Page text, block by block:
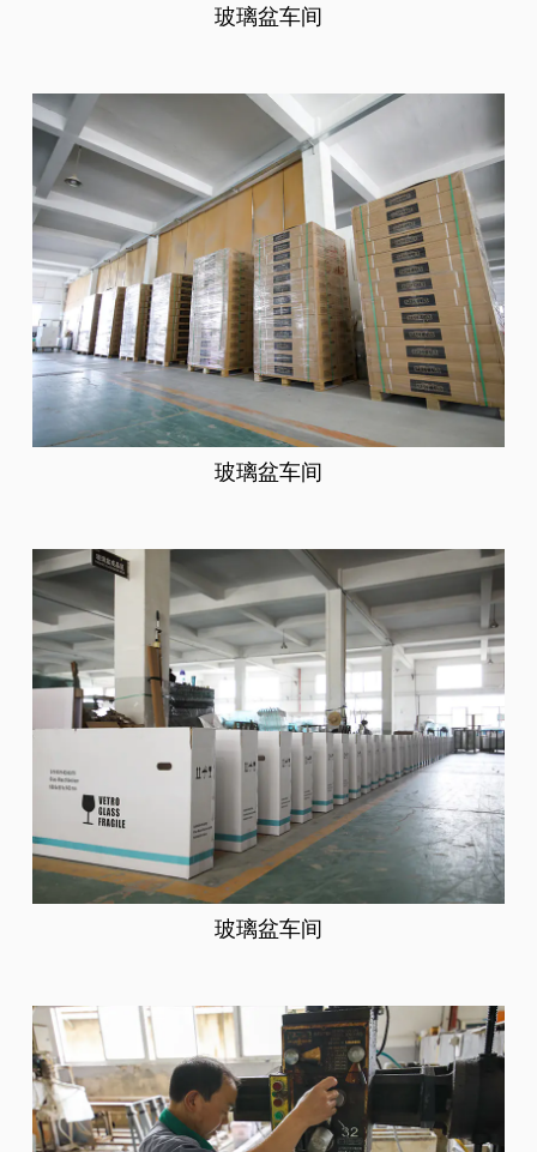
玻璃盆车间
玻璃盆车间
玻璃盆车间